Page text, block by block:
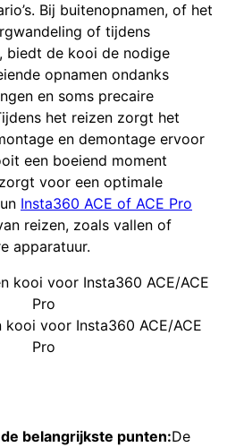
Bij buitenopnamen, of het
of tijdens
biedt de kooi de nodige
opnamen ondanks
en soms precaire
het reizen zorgt het
en demontage ervoor
een boeiend moment
voor een optimale
Insta360 ACE of ACE Pro
reizen, zoals vallen of
apparatuur.
kooi voor Insta360 ACE/ACE
Pro
belangrijkste punten:De